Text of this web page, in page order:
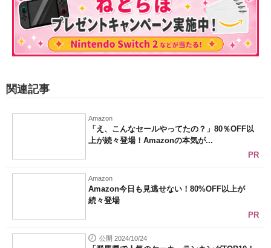
関連記事
Amazon
「え、こんなセールやってたの？」80％OFF以
上が続々登場！Amazonの本気が...
PR
Amazon
Amazon今日も見逃せない！80%OFF以上が
続々登場
PR
公開 2024/10/24